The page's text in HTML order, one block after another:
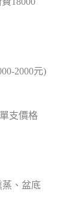
2000元)
支價格
蒸、盆底